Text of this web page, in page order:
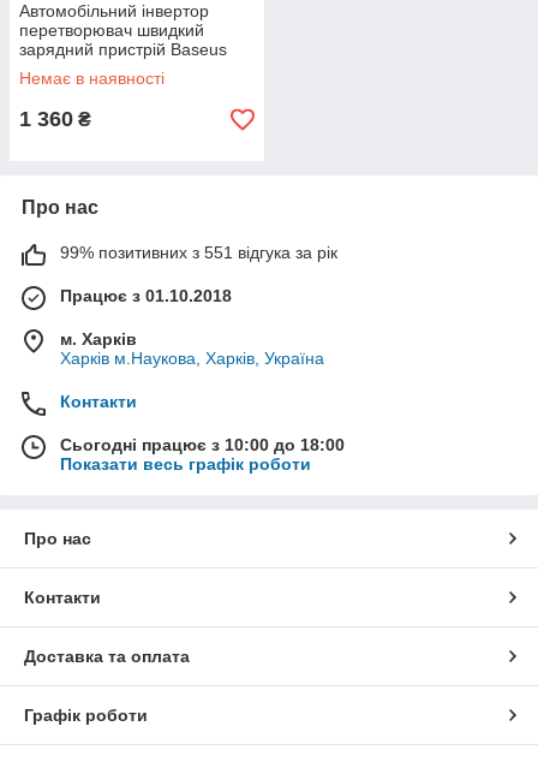
Автомобільний інвертор
перетворювач швидкий
зарядний пристрій Baseus
150 Вт 220 В
Немає в наявності
1 360 ₴
Про нас
99% позитивних з 551 відгука за рік
Працює з 01.10.2018
м. Харків
Харків м.Наукова, Харків, Україна
Контакти
Сьогодні працює з 10:00 до 18:00
Показати весь графік роботи
Про нас
Контакти
Доставка та оплата
Графік роботи